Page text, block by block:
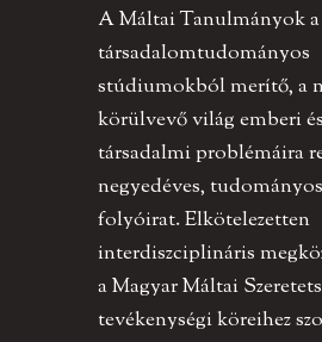
A Máltai Tanulmányok a
társadalomtudományos
stúdiumokból merítő, a
körülvevő világ emberi és
társadalmi problémáira
negyedéves, tudományos
folyóirat. Elkötelezetten
interdiszciplináris
a Magyar Máltai
tevékenységi köreihez